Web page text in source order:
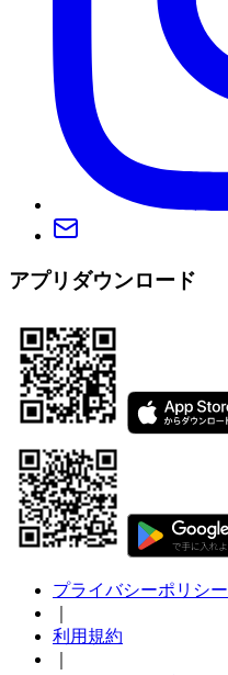
アプリダウンロード
プライバシーポリシー
利用規約